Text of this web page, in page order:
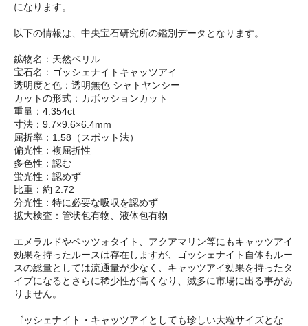
になります。
以下の情報は、中央宝石研究所の鑑別データとなります。
鉱物名：天然ベリル
宝石名：ゴッシェナイトキャッツアイ
透明度と色：透明無色 シャトヤンシー
カットの形式：カボッションカット
重量：4.354ct
寸法：9.7×9.6×6.4mm
屈折率：1.58（スポット法）
偏光性：複屈折性
多色性：認む
蛍光性：認めず
比重：約 2.72
分光性：特に必要な吸収を認めず
拡大検査：管状包有物、液体包有物
エメラルドやペッツォタイト、アクアマリン等にもキャッツアイ
効果を持ったルースは存在しますが、ゴッシェナイト自体もルー
スの総量としては流通量が少なく、キャッツアイ効果を持ったタ
イプになるとさらに稀少性が高くなり、滅多に市場に出る事があ
りません。
ゴッシェナイト・キャッツアイとしても珍しい大粒サイズとな